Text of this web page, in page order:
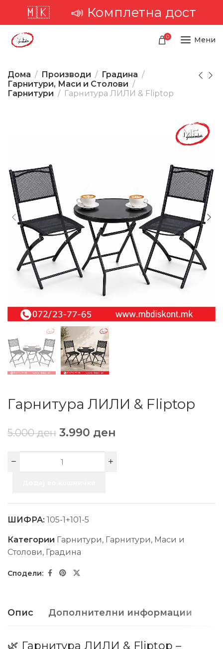
🇲🇰📣 Комплетна достава
0 Мени
Дома Производи
Градина
Гарнитури, Маси и Столови
Гарнитури
Гарнитура ЛИЛИ & Fliptop
Гарнитура ЛИЛИ & Fliptop
5.000ден 3.990 ден
ШИФРА: 105-1+101-5
Категории Гарнитури, Гарнитури, Маси и
Столови, Градина
Опис Дополнителни информации
🌿 Гарнитура ЛИЛИ & Fliptop –